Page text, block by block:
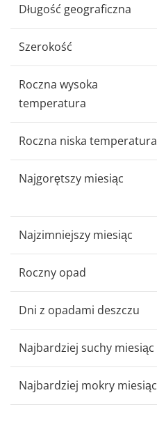
Długość geograficzna
Szerokość
Roczna wysoka
temperatura
Roczna niska temperatura
Najgorętszy miesiąc
Najzimniejszy miesiąc
Roczny opad
Dni z opadami deszczu
Najbardziej suchy miesiąc
Najbardziej mokry miesiąc